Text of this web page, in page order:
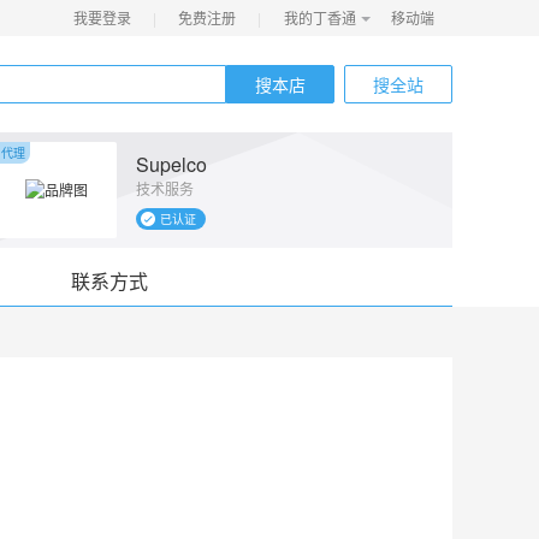
我要登录 免费注册 我的丁香通 移动端
搜本店 搜全站
代理 Supelco
技术服务
已认证
联系方式